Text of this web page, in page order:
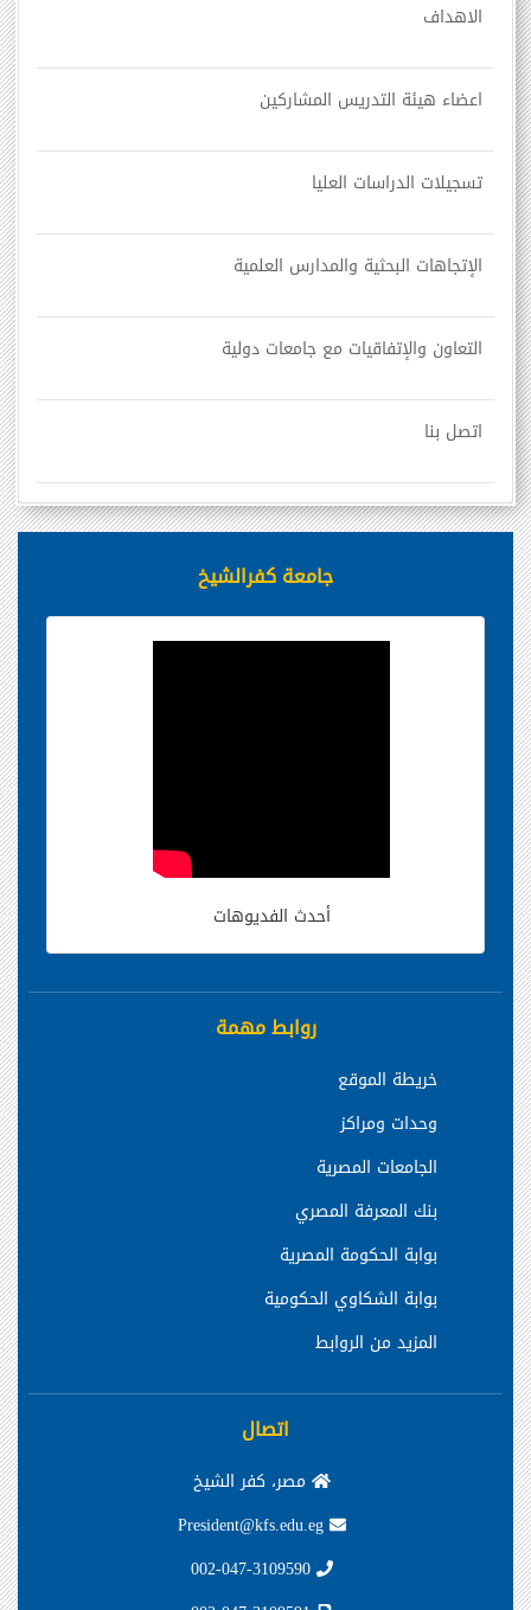
الاهداف
اعضاء هيئة التدريس المشاركين
تسجيلات الدراسات العليا
الإتجاهات البحثية والمدارس العلمية
التعاون والإتفاقيات مع جامعات دولية
اتصل بنا
جامعة كفرالشيخ
أحدث الفديوهات
روابط مهمة
خريطة الموقع
وحدات ومراكز
الجامعات المصرية
بنك المعرفة المصري
بوابة الحكومة المصرية
بوابة الشكاوي الحكومية
المزيد من الروابط
اتصال
مصر، كفر الشيخ